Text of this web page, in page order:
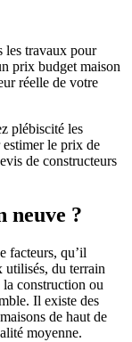
les travaux pour
prix budget maison
réelle de votre
plébiscité les
estimer le prix de
de constructeurs
neuve ?
facteurs, qu’il
utilisés, du terrain
construction ou
Il existe des
de haut de
moyenne.